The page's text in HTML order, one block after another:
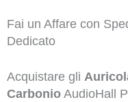
Fai un Affare con
Dedicato
Acquistare gli
CarbonioAudioHall